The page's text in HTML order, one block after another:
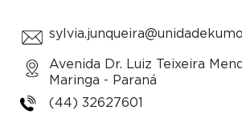
Avenida Dr. Luiz Teixeira
Maringa - Paraná
(44) 32627601